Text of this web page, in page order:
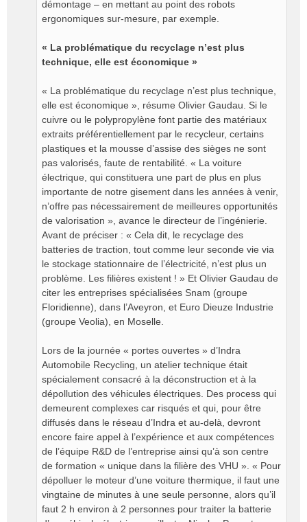
démontage – en mettant au point des robots
ergonomiques sur-mesure, par exemple.
« La problématique du recyclage n’est plus
technique, elle est économique »
« La problématique du recyclage n’est plus technique,
elle est économique », résume Olivier Gaudau. Si le
cuivre ou le polypropylène font partie des matériaux
extraits préférentiellement par le recycleur, certains
plastiques et la mousse d’assise des sièges ne sont
pas valorisés, faute de rentabilité. « La voiture
électrique, qui constituera une part de plus en plus
importante de notre gisement dans les années à venir,
n’offre pas nécessairement de meilleures opportunités
de valorisation », avance le directeur de l’ingénierie.
Avant de préciser : « Cela dit, le recyclage des
batteries de traction, tout comme leur seconde vie via
le stockage stationnaire de l’électricité, n’est plus un
problème. Les filières existent ! » Et Olivier Gaudau de
citer les entreprises spécialisées Snam (groupe
Floridienne), dans l’Aveyron, et Euro Dieuze Industrie
(groupe Veolia), en Moselle.
Lors de la journée « portes ouvertes » d’Indra
Automobile Recycling, un atelier technique était
spécialement consacré à la déconstruction et à la
dépollution des véhicules électriques. Des process qui
demeurent complexes car risqués et qui, pour être
diffusés dans le réseau d’Indra et au-delà, devront
encore faire appel à l’expérience et aux compétences
de l’équipe R&D de l’entreprise ainsi qu’à son centre
de formation « unique dans la filière des VHU ». « Pour
dépolluer le moteur d’une voiture thermique, il faut une
vingtaine de minutes à une seule personne, alors qu’il
faut 2 h environ à 2 personnes pour traiter la batterie